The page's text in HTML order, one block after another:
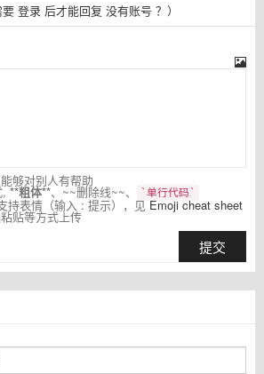
要 登录 后才能回复 没有账号 ？）
够对别人有帮助
,**粗体**、~~删除线~~、 `单行代码`
持表情（输入 : 提示），见 Emoji cheat sheet
贴等方式上传
提交